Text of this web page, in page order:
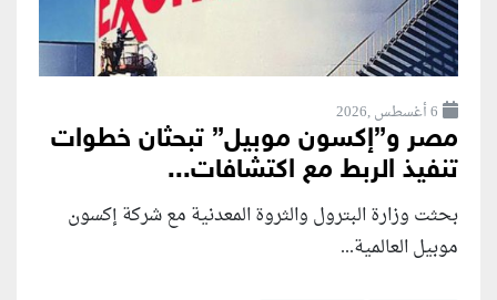
6 أغسطس ,2026
مصر و”إكسون موبيل” تبحثان خطوات
تنفيذ الربط مع اكتشافات...
بحثت وزارة البترول والثروة المعدنية مع شركة إكسون
موبيل العالمية...